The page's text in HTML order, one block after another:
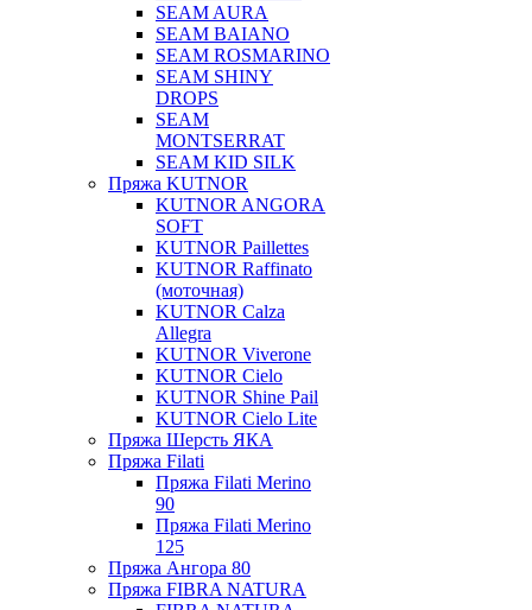
SEAM AURA
SEAM BAIANO
SEAM ROSMARINO
SEAM SHINY
DROPS
SEAM
MONTSERRAT
SEAM KID SILK
Пряжа KUTNOR
KUTNOR ANGORA
SOFT
KUTNOR Paillettes
KUTNOR Raffinato
(моточная)
KUTNOR Calza
Allegra
KUTNOR Viverone
KUTNOR Cielo
KUTNOR Shine Pail
KUTNOR Cielo Lite
Пряжа Шерсть ЯКА
Пряжа Filati
Пряжа Filati Merino
90
Пряжа Filati Merino
125
Пряжа Ангора 80
Пряжа FIBRA NATURA